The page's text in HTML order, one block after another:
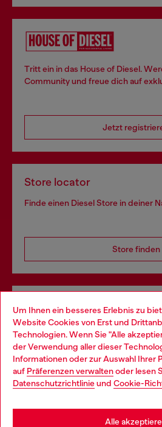
Um Ihnen ein besseres Erlebnis zu
Website Cookies von Erst und
Technologien. Wenn Sie "Alle
der Verwendung aller dieser
Informationen oder zur Auswahl Ihrer
auf Präferenzen verwaltenoder lesen
Datenschutzrichtlinieund Cookie-
Alle
Tritt ein in das House of Diesel.
Community und freue dich auf
Jetzt
Store locator
Finde einen Diesel Store in deiner
Store finden
Omnichannel-Services
Entdecke unser gesamtes
im Store.
Mehr
Choose your location
You are currently browsing
you may be based in United States